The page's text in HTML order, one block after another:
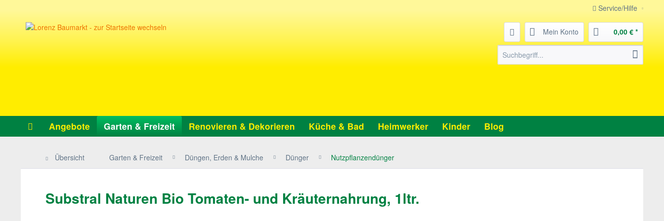
Service/Hilfe
Mein Konto 0,00 € *
Angebote Garten & Freizeit Renovieren & Dekorieren Küche & Bad Heimwerker Kinder Blog
Übersicht Garten & Freizeit Düngen, Erden & Mulche Dünger Nutzpflanzendünger
Substral Naturen Bio Tomaten- und Kräuternahrung, 1ltr.